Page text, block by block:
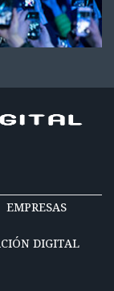
EMPRESAS
DIGITAL